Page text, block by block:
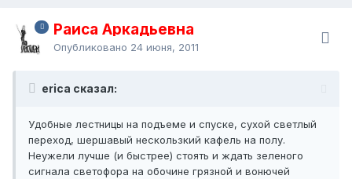
Раиса Аркадьевна
Опубликовано 24 июня, 2011
erica сказал:
Удобные лестницы на подъеме и спуске, сухой светлый
переход, шершавый нескользкий кафель на полу.
Неужели лучше (и быстрее) стоять и ждать зеленого
сигнала светофора на обочине грязной и вонючей